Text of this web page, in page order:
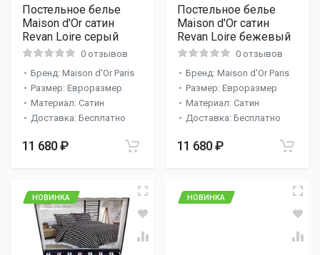
Постельное белье
Maison d'Or сатин
Revan Loire серый
0 отзывов
Бренд: Maison d'Or Paris
Размер: Евроразмер
Материал: Сатин
Доставка: Бесплатно
11 680 ₽
Постельное белье
Maison d'Or сатин
Revan Loire бежевый
0 отзывов
Бренд: Maison d'Or Paris
Размер: Евроразмер
Материал: Сатин
Доставка: Бесплатно
11 680 ₽
НОВИНКА НОВИНКА